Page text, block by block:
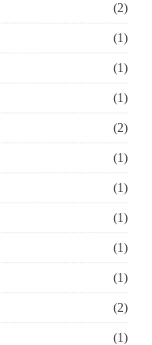
(2)
(1)
(1)
(1)
(2)
(1)
(1)
(1)
(1)
(1)
(2)
(1)